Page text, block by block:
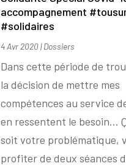
accompagnement
#solidaires
4 Avr 2020|Dossiers
Dans cette période de
la décision de mettre mes
compétences au service
en ressentent le besoin...
soit votre problématique,
profiter de deux séances